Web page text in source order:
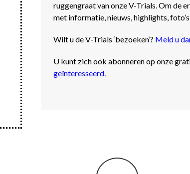
ruggengraat van onze V-Trials. Om de
met informatie, nieuws, highlights, foto’s
Wilt u de V-Trials ‘bezoeken’? Meld u
U kunt zich ook abonneren op onze
geïnteresseerd.